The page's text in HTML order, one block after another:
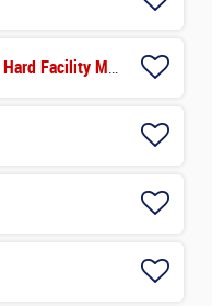
Business Development Manager - Hard Facility Management